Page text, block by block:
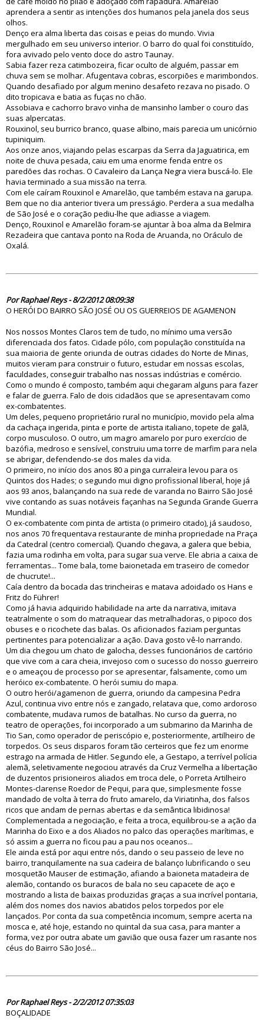
aprendera a sentir as intenções dos humanos pela janela dos seus
olhos.
Denço era alma liberta das coisas e peias do mundo. Vivia
mergulhado em seu universo interior. O barro do qual foi constituído,
fora avivado pelo vento doce do astro Taunay.
Sabia fazer reza catimbozeira, ficar oculto de alguém, passar em
chuva sem se molhar. Afugentava cobras, escorpiões e marimbondos.
Quando desafiado por algum menino desafeto rezava no pisado. O
dito tropicava e batia as fuças no chão.
Assobiava e cachorro bravo vinha de mansinho lamber o couro das
suas alpercatas.
Rouxinol, seu burrico branco, quase albino, mais parecia um unicórnio
tupiniquim.
Aos onze anos, viajando pelas escarpas da Serra da Jaguatirica, em
noite de chuva pesada, caiu em uma enorme fenda entre os
paredões das rochas. O Cavaleiro da Lança Negra viera buscá-lo. Ele
havia terminado a sua missão na terra.
Com ele caíram Rouxinol e Amarelão, que também estava na garupa.
Bem que no dia anterior tivera um presságio. Perdera a sua medalha
de São José e o coração pediu-lhe que adiasse a viagem.
Denço, Rouxinol e Amarelão foram-se ajuntar à boa alma da Belmira
Rezadeira que cantava ponto na Roda de Aruanda, no Oráculo de
Oxalá.
Por Raphael Reys - 8/2/2012 08:09:38
O HERÓI DO BAIRRO SÃO JOSÉ OU OS GUERREIOS DE AGAMENON
Nos nossos Montes Claros tem de tudo, no mínimo uma versão
diferenciada dos fatos. Cidade pólo, com população constituída na
sua maioria de gente oriunda de outras cidades do Norte de Minas,
muitos vieram para construir o futuro, estudar em nossas escolas,
faculdades, conseguir trabalho nas nossas indústrias e comércio.
Como o mundo é composto, também aqui chegaram alguns para fazer
e falar de guerra. Falo de dois cidadãos que se apresentavam como
ex-combatentes.
Um deles, pequeno proprietário rural no município, movido pela alma
da cachaça ingerida, pinta e porte de artista italiano, topete de galã,
corpo musculoso. O outro, um magro amarelo por puro exercício de
bazófia, medroso e sensível, construiu uma torre de marfim para nela
se abrigar, defendendo-se dos males da vida.
O primeiro, no início dos anos 80 a pinga curraleira levou para os
Quintos dos Hades; o segundo mui digno profissional liberal, hoje já
aos 93 anos, balançando na sua rede de varanda no Bairro São José
vive contando as suas notáveis façanhas na Segunda Grande Guerra
Mundial.
O ex-combatente com pinta de artista (o primeiro citado), já saudoso,
nos anos 70 frequentava restaurante de minha propriedade na Praça
da Catedral (centro comercial). Quando chegava, a galera que bebia,
fazia uma rodinha em volta, para sugar sua verve. Ele abria a caixa de
ferramentas... Tome bala, tome baionetada em traseiro de comedor
de chucrute!...
Caía dentro da bocada das trincheiras e matava adoidado os Hans e
Fritz do Führer!
Como já havia adquirido habilidade na arte da narrativa, imitava
teatralmente o som do matraquear das metralhadoras, o pipoco dos
obuses e o ricochete das balas. Os aficionados faziam perguntas
pertinentes para potencializar a ação. Dava gosto vê-lo narrando.
Um dia chegou um chato de galocha, desses funcionários de cartório
que vive com a cara cheia, invejoso com o sucesso do nosso guerreiro
e o ameaçou de processo por se apresentar, falsamente, como um
heróico ex-combatente. O herói sumiu do mapa.
O outro herói/agamenon de guerra, oriundo da campesina Pedra
Azul, continua vivo entre nós e zangado, relatava que, como ardoroso
combatente, mudava rumos de batalhas. No curso da guerra, no
teatro de operações, foi incorporado a um submarino da Marinha de
Tio San, como operador de periscópio e, posteriormente, artilheiro de
torpedos. Os seus disparos foram tão certeiros que fez um enorme
estrago na armada de Hitler. Segundo ele, a Gestapo, a terrível polícia
alemã, seletivamente negociou através da Cruz Vermelha a libertação
de duzentos prisioneiros aliados em troca dele, o Porreta Artilheiro
Montes-clarense Roedor de Pequi, para que, simplesmente fosse
mandado de volta à terra do fruto amarelo, da Viriatinha, dos falsos
ricos que andam de pernas abertas e da semântica libidinosa!
Complementada a negociação, e feita a troca, equilibrou-se a ação da
Marinha do Eixo e a dos Aliados no palco das operações marítimas, e
só assim a guerra no ficou pau a pau nos oceanos...
Ele ainda está por aqui entre nós, dando o seu passeio de leve no
bairro, tranquilamente na sua cadeira de balanço lubrificando o seu
mosquetão Mauser de estimação, afiando a baioneta matadeira de
alemão, contando os buracos de bala no seu capacete de aço e
mostrando a lista de baixas produzidas graças a sua incrível pontaria,
além dos nomes dos navios abatidos pelos torpedos por ele
lançados. Por conta da sua competência incomum, sempre acerta na
mosca e, até hoje, estando no quintal da sua casa, para manter a
forma, vez por outra abate um gavião que ousa fazer um rasante nos
céus do Bairro São José...
Por Raphael Reys - 2/2/2012 07:35:03
BOÇALIDADE